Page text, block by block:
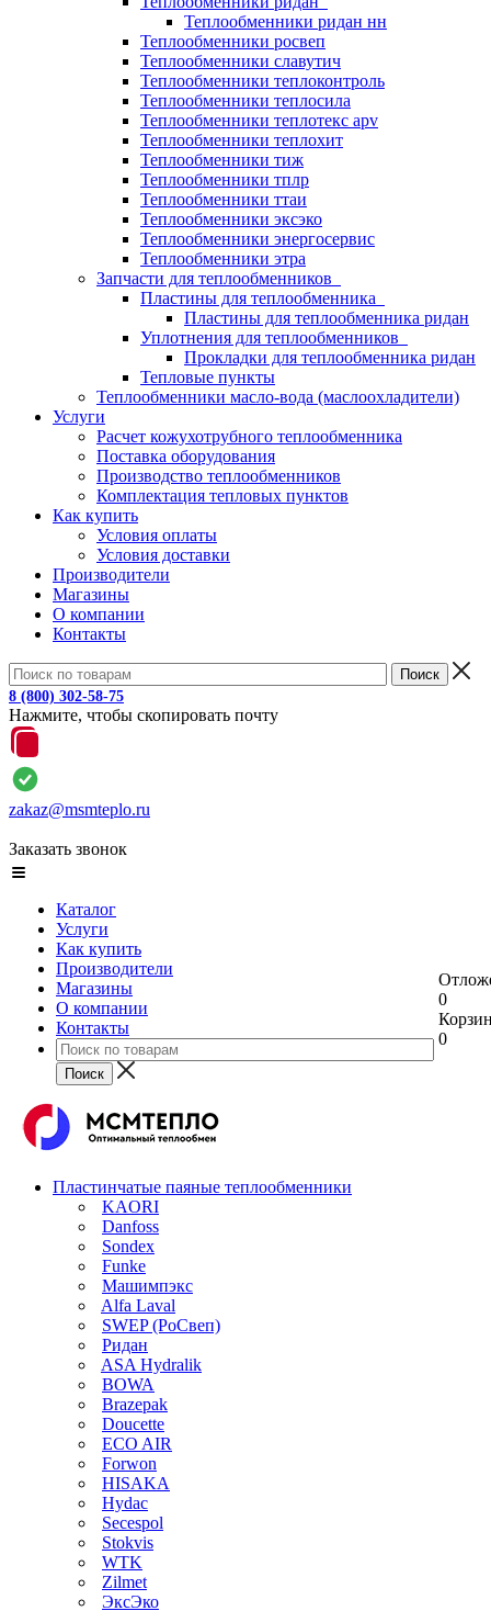
Теплообменники ридан нн
Теплообменники росвеп
Теплообменники славутич
Теплообменники теплоконтроль
Теплообменники теплосила
Теплообменники теплотекс apv
Теплообменники теплохит
Теплообменники тиж
Теплообменники тплр
Теплообменники ттаи
Теплообменники эксэко
Теплообменники энергосервис
Теплообменники этра
Запчасти для теплообменников
Пластины для теплообменника
Пластины для теплообменника ридан
Уплотнения для теплообменников
Прокладки для теплообменника ридан
Тепловые пункты
Теплообменники масло-вода (маслоохладители)
Услуги
Расчет кожухотрубного теплообменника
Поставка оборудования
Производство теплообменников
Комплектация тепловых пунктов
Как купить
Условия оплаты
Условия доставки
Производители
Магазины
О компании
Контакты
8 (800) 302-58-75
Нажмите, чтобы скопировать почту
zakaz@msmteplo.ru
Заказать звонок
Каталог
Услуги
Как купить
Производители
Магазины
О компании
Контакты
0
0
Пластинчатые паяные теплообменники
KAORI
Danfoss
Sondex
Funke
Машимпэкс
Alfa Laval
SWEP (РоСвеп)
Ридан
ASA Hydralik
BOWA
Brazepak
Doucette
ECO AIR
Forwon
HISAKA
Hydac
Secespol
Stokvis
WTK
Zilmet
ЭксЭко